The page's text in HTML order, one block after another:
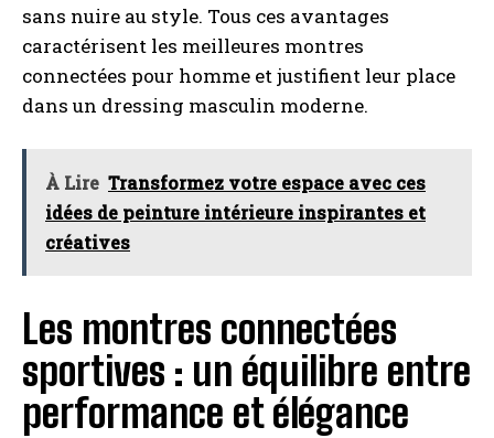
sans nuire au style. Tous ces avantages
caractérisent les meilleures montres
connectées pour homme et justifient leur place
dans un dressing masculin moderne.
À Lire Transformez votre espace avec ces
idées de peinture intérieure inspirantes et
créatives
Les montres connectées
sportives : un équilibre entre
performance et élégance